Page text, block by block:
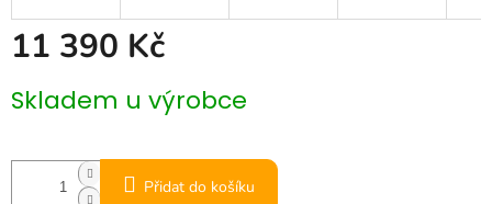
11 390 Kč
cena:
Skladem u výrobce
Přidat do košíku